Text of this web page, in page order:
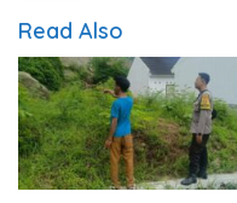
Read Also